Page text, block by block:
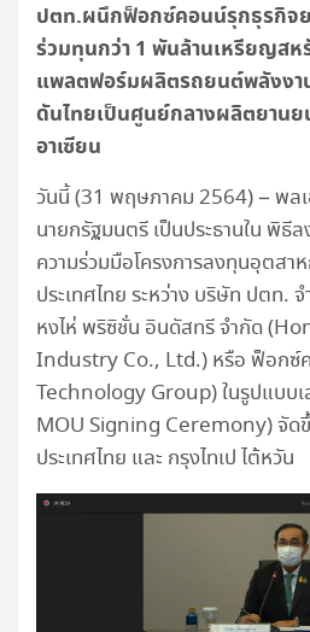
ปตท.ผนึกฟ็อกซ์คอนน์รุกธุรกิจ
ร่วมทุนกว่า 1 พันล้านเหรียญสห
แพลตฟอร์มผลิตรถยนต์พลังงา
ดันไทยเป็นศูนย์กลางผลิตยานย
อาเซียน
วันนี้ (31 พฤษภาคม 2564) – พลเ
นายกรัฐมนตรี เป็นประธานใน พิ
ความร่วมมือโครงการลงทุนอุตสา
ประเทศไทย ระหว่าง บริษัท ปตท.
หงไห่ พริซิชั่น อินดัสทรี จำกัด
Industry Co., Ltd.) หรือ ฟ็อกซ์
Technology Group) ในรูปแบบ
MOU Signing Ceremony) จัด
ประเทศไทย และ กรุงไทเป ไต้หวัน